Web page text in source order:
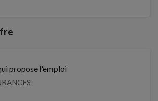
propose l'emploi